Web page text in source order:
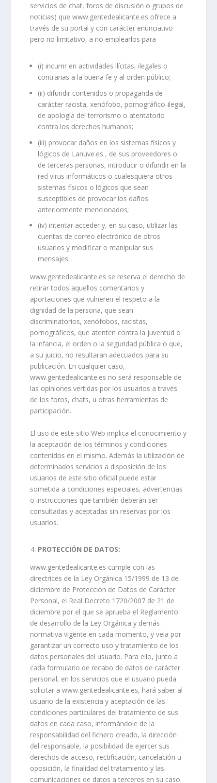
servicios de chat, foros de discusión o grupos de
noticias) que www.gentedealicante.es ofrece a
través de su portal y con carácter enunciativo
pero no limitativo, a no emplearlos para
(i) incurrir en actividades ilícitas, ilegales o
contrarias a la buena fe y al orden público;
(ii) difundir contenidos o propaganda de
carácter racista, xenófobo, pornográfico-ilegal,
de apología del terrorismo o atentatorio
contra los derechos humanos;
(iii) provocar daños en los sistemas físicos y
lógicos de Lanuve.es , de sus proveedores o
de terceras personas, introducir o difundir en la
red virus informáticos o cualesquiera otros
sistemas físicos o lógicos que sean
susceptibles de provocar los daños
anteriormente mencionados;
(iv) intentar acceder y, en su caso, utilizar las
cuentas de correo electrónico de otros
usuarios y modificar o manipular sus
mensajes.
www.gentedealicante.es se reserva el derecho de
retirar todos aquellos comentarios y
aportaciones que vulneren el respeto a la
dignidad de la persona, que sean
discriminatorios, xenófobos, racistas,
pornográficos, que atenten contra la juventud o
la infancia, el orden o la seguridad pública o que,
a su juicio, no resultaran adecuados para su
publicación. En cualquier caso,
www.gentedealicante.es no será responsable de
las opiniones vertidas por los usuarios a través
de los foros, chats, u otras herramientas de
participación.
El uso de este sitio Web implica el conocimiento y
la aceptación de los términos y condiciones
contenidos en el mismo. Además la utilización de
determinados servicios a disposición de los
usuarios de este sitio oficial puede estar
sometida a condiciones especiales, advertencias
o instrucciones que también deberán ser
consultadas y aceptadas sin reservas por los
usuarios.
PROTECCIÓN DE DATOS:
www.gentedealicante.es cumple con las
directrices de la Ley Orgánica 15/1999 de 13 de
diciembre de Protección de Datos de Carácter
Personal, el Real Decreto 1720/2007 de 21 de
diciembre por el que se aprueba el Reglamento
de desarrollo de la Ley Orgánica y demás
normativa vigente en cada momento, y vela por
garantizar un correcto uso y tratamiento de los
datos personales del usuario. Para ello, junto a
cada formulario de recabo de datos de carácter
personal, en los servicios que el usuario pueda
solicitar a www.gentedealicante.es, hará saber al
usuario de la existencia y aceptación de las
condiciones particulares del tratamiento de sus
datos en cada caso, informándole de la
responsabilidad del fichero creado, la dirección
del responsable, la posibilidad de ejercer sus
derechos de acceso, rectificación, cancelación u
oposición, la finalidad del tratamiento y las
comunicaciones de datos a terceros en su caso.